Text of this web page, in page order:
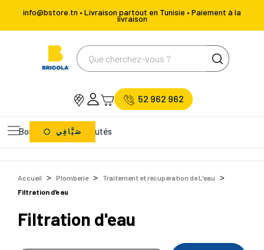
info@bstore.tn • Livraison partout en Tunisie • Paiement à la
livraison
52 962 962
Bons Plans Nouveautés
صَيَّافِي
Accueil Plomberie
Traitement et récupération de L'eau
Filtration d'eau
Filtration d'eau